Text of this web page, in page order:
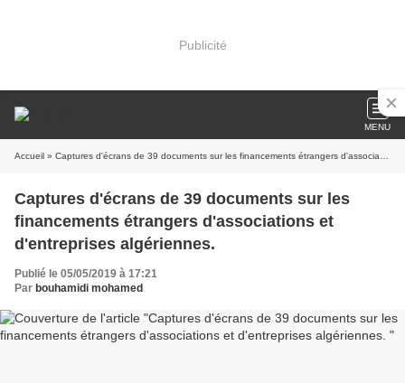
Publicité
MENU
Accueil » Captures d'écrans de 39 documents sur les financements étrangers d'associations et d'entreprises algériennes.
Captures d'écrans de 39 documents sur les
financements étrangers d'associations et
d'entreprises algériennes.
Publié le 05/05/2019 à 17:21
Par bouhamidi mohamed